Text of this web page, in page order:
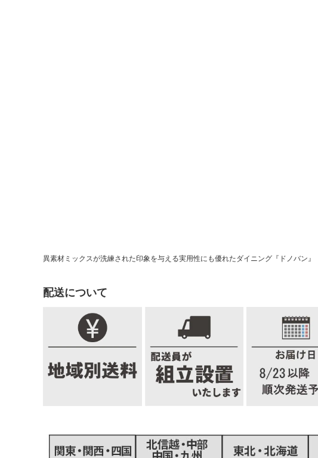
異素材ミックスが洗練された印象を与える実用性にも優れたダイニング『ドノバン』
配送について